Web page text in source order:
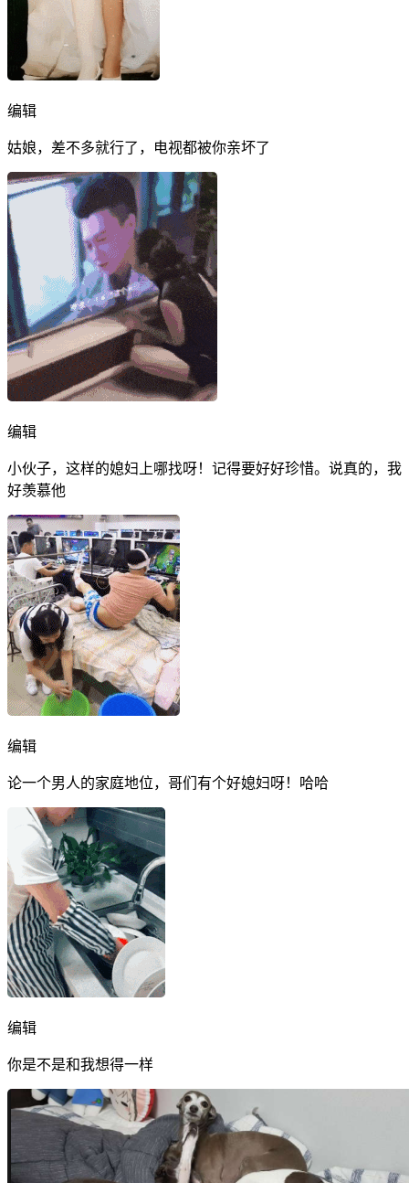
编辑
姑娘，差不多就行了，电视都被你亲坏了
编辑
小伙子，这样的媳妇上哪找呀！记得要好好珍惜。说真的，我
好羡慕他
编辑
论一个男人的家庭地位，哥们有个好媳妇呀！哈哈
编辑
你是不是和我想得一样